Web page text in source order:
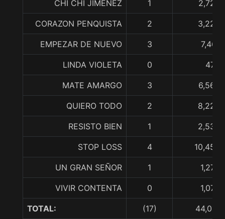
CHI CHI JIMENEZ 1
CORAZON PENQUISTA 2
EMPEZAR DE NUEVO 3
LINDA VIOLETA 0
MATE AMARGO 3
QUIERO TODO 2
RESISTO BIEN 1
STOP LOSS 4
UN GRAN SEÑOR 1
VIVIR CONTENTA 0
TOTAL: (17)